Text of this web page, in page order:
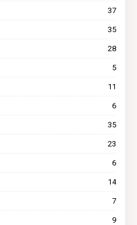
37
35
28
5
11
6
35
23
6
14
7
9